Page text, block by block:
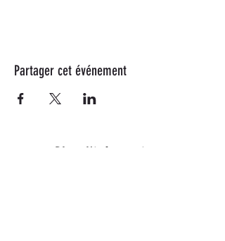
Partager cet événement
Plus d'informations